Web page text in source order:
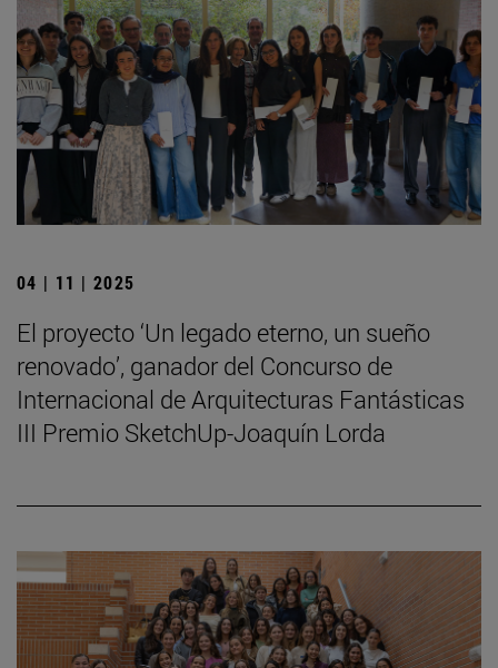
04 | 11 | 2025
El proyecto ‘Un legado eterno, un sueño
renovado’, ganador del Concurso de
Internacional de Arquitecturas Fantásticas
III Premio SketchUp-Joaquín Lorda